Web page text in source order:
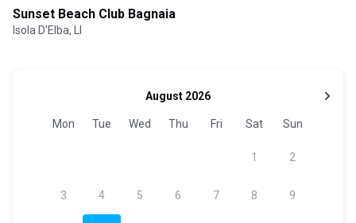
Sunset Beach Club Bagnaia
Isola D'Elba, LI